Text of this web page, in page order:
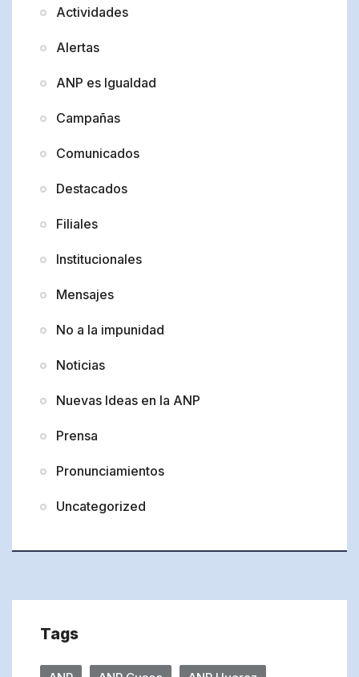
Actividades
Alertas
ANP es Igualdad
Campañas
Comunicados
Destacados
Filiales
Institucionales
Mensajes
No a la impunidad
Noticias
Nuevas Ideas en la ANP
Prensa
Pronunciamientos
Uncategorized
Tags